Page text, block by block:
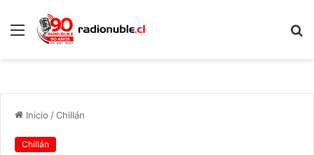
Menú
Inicio /Chillán
Chillán